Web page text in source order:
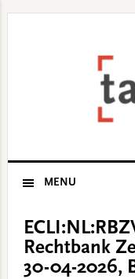
MENU
Rechtbank
30-04-2026,